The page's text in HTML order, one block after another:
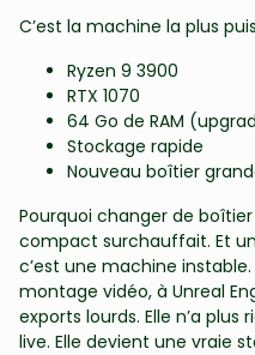
C’est la machine la plus
Ryzen 9 3900
RTX 1070
64 Go de RAM
Stockage rapide
Nouveau boîtier
Pourquoi changer de
compact surchauffait. Et
c’est une machine
montage vidéo, à Unreal
exports lourds. Elle n’a
live. Elle devient une vraie